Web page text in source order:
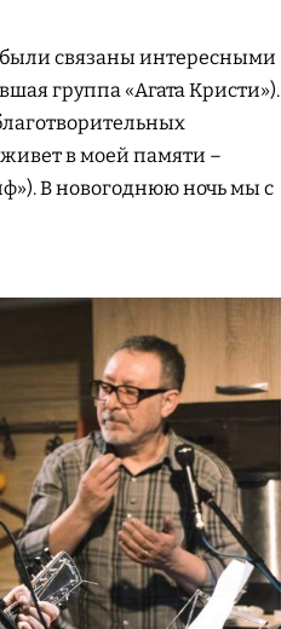
связаны интересными
группа «Агата Кристи»).
в моей памяти –
В новогоднюю ночь мы с